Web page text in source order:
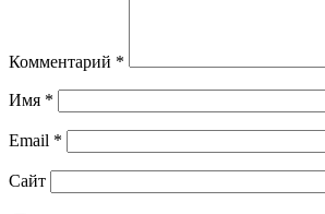
Комментарий *
Имя *
Email *
Сайт